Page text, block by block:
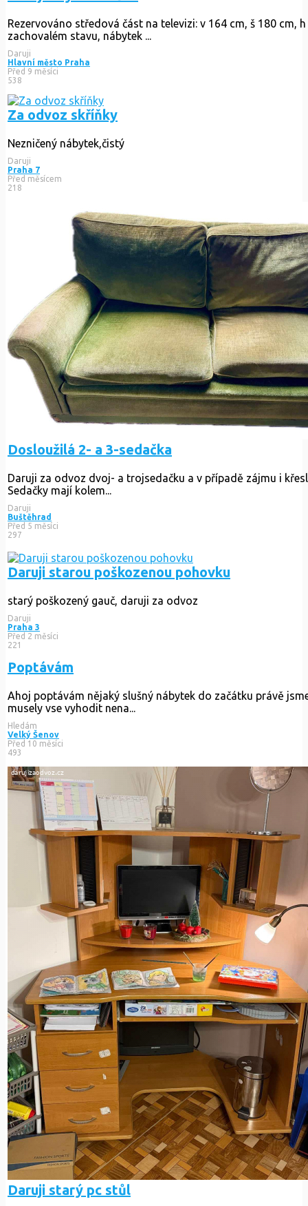
Daruji
Hlavní město Praha
538
Nezničený nábytek,čistý
Praha 7
218
Dosloužilá 2- a 3-sedačka
Daruji za odvoz dvoj- a trojsedačku a v případě zájmu i
Buštěhrad
Před 5 měsíci
297
Daruji starou poškozenou pohovku
starý poškozený gauč, daruji za odvoz
Daruji
Před 2 měsíci
221
Poptávám
Hledám
Před 10 měsíci
493
Daruji starý pc stůl
Dobry den, daruji starý pc stůl, je opotřebovaný ale službu
Daruji
Šternberk